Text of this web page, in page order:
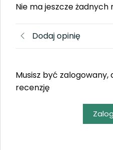
Nie ma jeszcze żadnych
Dodaj opinię
Musisz być
recenzję